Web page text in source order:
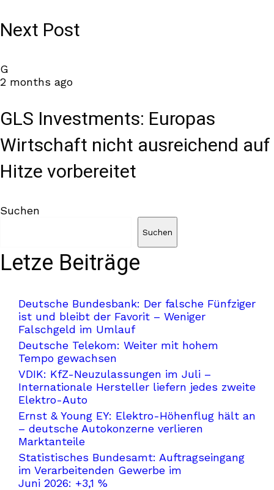
Next Post
G
2 months ago
GLS Investments: Europas
Wirtschaft nicht ausreichend auf
Hitze vorbereitet
Suchen
Suchen
Letze Beiträge
Deutsche Bundesbank: Der falsche Fünfziger
ist und bleibt der Favorit – Weniger
Falschgeld im Umlauf
Deutsche Telekom: Weiter mit hohem
Tempo gewachsen
VDIK: KfZ-Neuzulassungen im Juli –
Internationale Hersteller liefern jedes zweite
Elektro-Auto
Ernst & Young EY: Elektro-Höhenflug hält an
– deutsche Autokonzerne verlieren
Marktanteile
Statistisches Bundesamt: Auftragseingang
im Verarbeitenden Gewerbe im
Juni 2026: +3,1 %